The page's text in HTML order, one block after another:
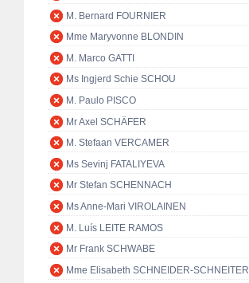
M. Bernard FOURNIER
Mme Maryvonne BLONDIN
M. Marco GATTI
Ms Ingjerd Schie SCHOU
M. Paulo PISCO
Mr Axel SCHÄFER
M. Stefaan VERCAMER
Ms Sevinj FATALIYEVA
Mr Stefan SCHENNACH
Ms Anne-Mari VIROLAINEN
M. Luís LEITE RAMOS
Mr Frank SCHWABE
Mme Elisabeth SCHNEIDER-SCHNEITER